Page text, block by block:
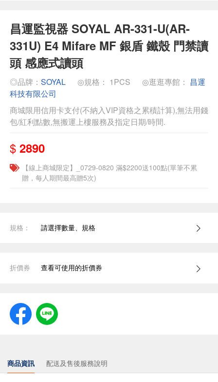
昌運監視器 SOYAL AR-331-U(AR-
331U) E4 Mifare MF 銀盾 鐵殼 門禁讀
頭 感應式讀頭
◎品牌： SOYAL ◎規格： 1PCS ◎逛逛專館： 昌運
科技有限公司
商城限用信用卡支付(不納入VIP資格之累積計算),無法用錢
包/紅利點數,無搬運上樓服務及指定日期/時間.
$ 2890
【線上商城限定】_0729-0820 滿$2200送100點(單筆不累
贈，每人期間最高贈5次)
規格： 請選擇數量、規格
折價券 查看可使用的折價券
商品資訊 配送及售後服務說明